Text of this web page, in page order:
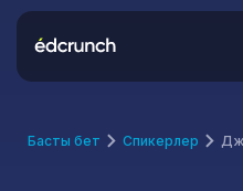
Басты бет Спикерлер